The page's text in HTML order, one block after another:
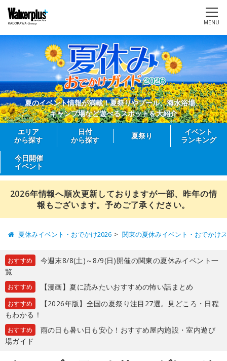
MENU
夏のイベント情報が満載！夏祭りやプール、海水浴場、
キャンプ場など遊べるスポットを大紹介
エリア
から探す
日付
から探す
夏祭り
イベント
ランキング
今日開催
イベント
2026年情報へ順次更新しておりますが一部、昨年の情
報もございます。予めご了承ください。
夏休みイベント・おでかけ2026 関東の夏休みイベント・おでかけ
おすすめ
今週末8/8(土)～8/9(日)開催の関東の夏休みイベント一
覧
おすすめ 【漫画】夏に読みたいおすすめの怖い話まとめ
おすすめ
【2026年版】全国の夏祭り注目27選。見どころ・日程
もわかる！
おすすめ
雨の日も暑い日も安心！おすすめ屋内施設・室内遊び
場ガイド